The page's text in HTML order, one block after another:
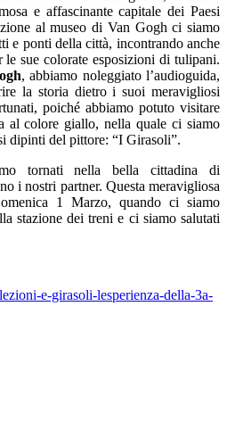
e affascinante capitale dei Paesi
al museo di Van Gogh ci siamo
e ponti della città, incontrando anche
le sue colorate esposizioni di tulipani.
, abbiamo noleggiato l’audioguida,
la storia dietro i suoi meravigliosi
poiché abbiamo potuto visitare
al colore giallo, nella quale ci siamo
dipinti del pittore: “I Girasoli”.
tornati nella bella cittadina di
i nostri partner. Questa meravigliosa
1 Marzo, quando ci siamo
stazione dei treni e ci siamo salutati
e-girasoli-lesperienza-della-3a-